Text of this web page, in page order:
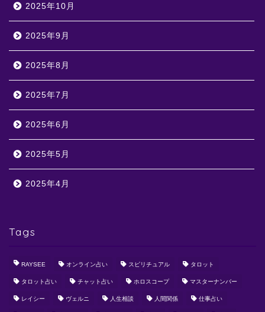
2025年10月
2025年9月
2025年8月
2025年7月
2025年6月
2025年5月
2025年4月
Tags
RAYSEE オンライン占い スピリチュアル タロット
タロット占い チャット占い ホロスコープ マスターナンバー
レイシー ヴェルニ 人生相談 人間関係 仕事占い